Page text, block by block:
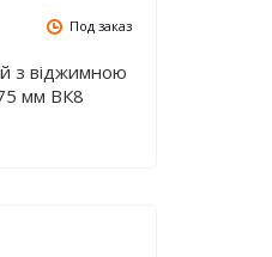
Под заказ
з віджимною
мм ВК8